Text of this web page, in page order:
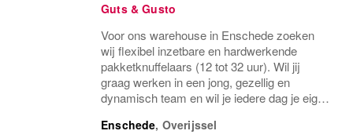
Guts & Gusto
Voor ons warehouse in Enschede zoeken
wij flexibel inzetbare en hardwerkende
pakketknuffelaars (12 tot 32 uur). Wil jij
graag werken in een jong, gezellig en
dynamisch team en wil je iedere dag je eigen
naar jou! Wat je zoal gaat doen: Je maakt
Enschede, Overijssel